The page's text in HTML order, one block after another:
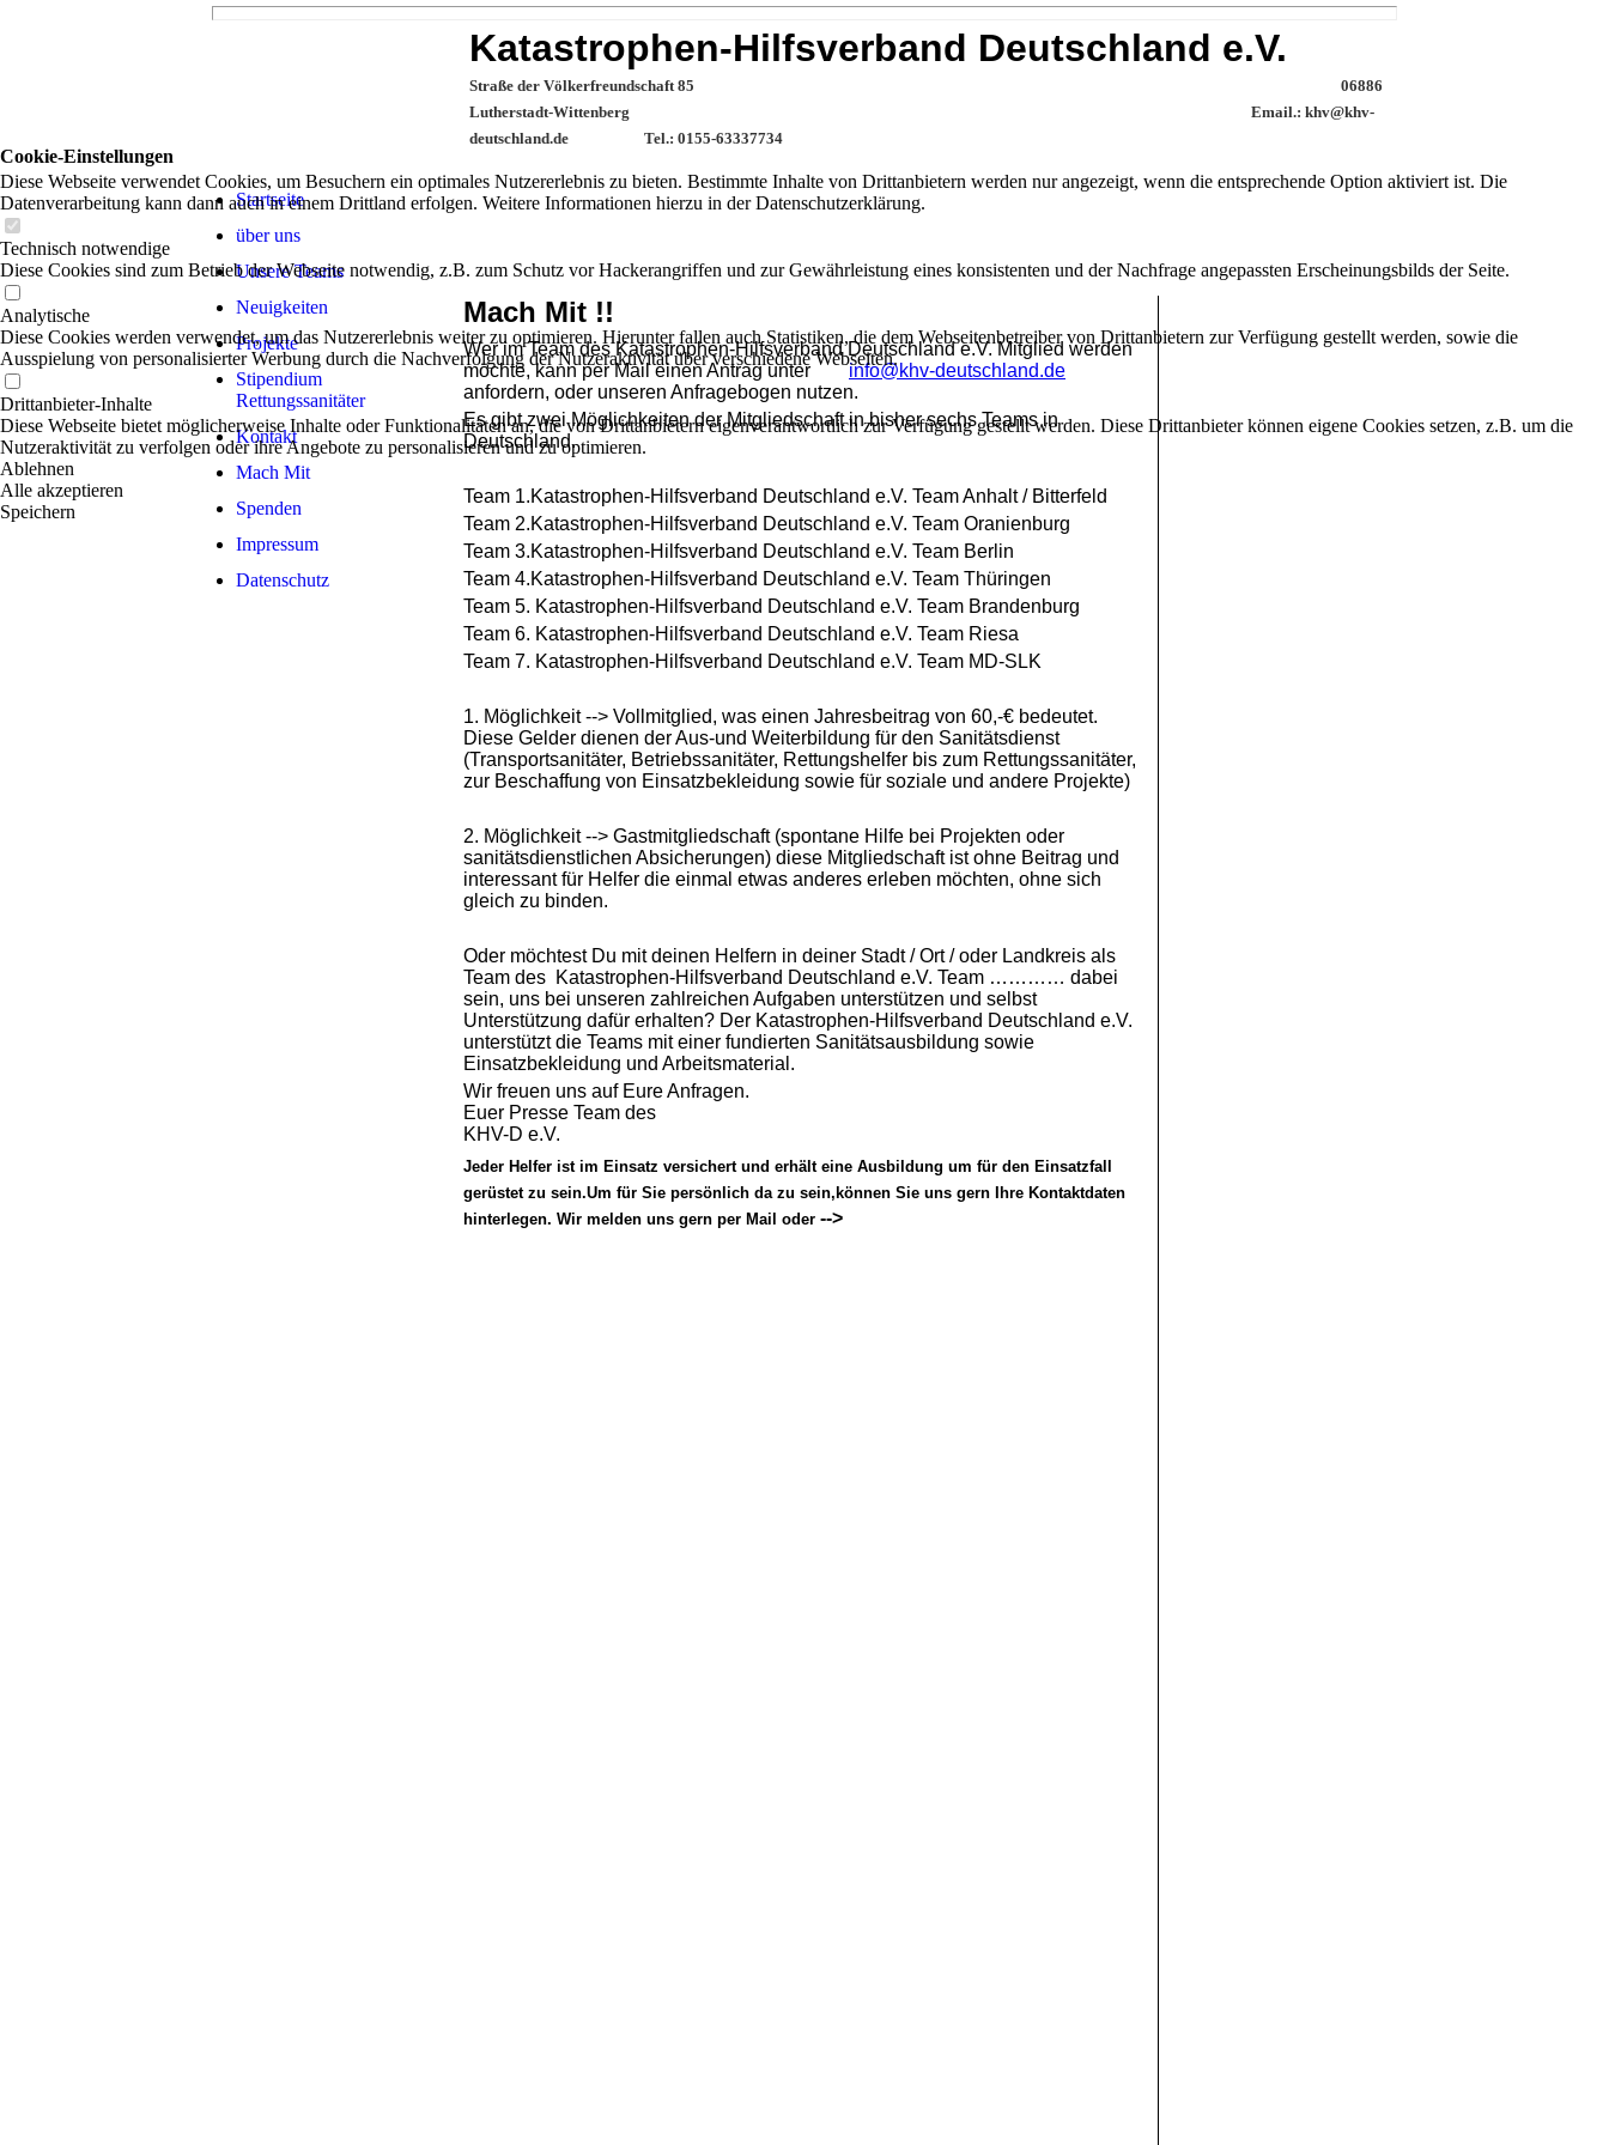
Katastrophen-Hilfsverband Deutschland e.V.
Straße der Völkerfreundschaft 85 06886
Lutherstadt-Wittenberg Email.: khv@khv-
deutschland.de Tel.: 0155-63337734
Startseite
über uns
Unsere Teams
Neuigkeiten
Projekte
Stipendium
Rettungssanitäter
Kontakt
Mach Mit
Spenden
Impressum
Datenschutz
Mach Mit !!
Wer im Team des Katastrophen-Hilfsverband Deutschland e.V. Mitglied werden
möchte, kann per Mail einen Antrag unterinfo@khv-deutschland.de
anfordern, oder unseren Anfragebogen nutzen.
Es gibt zwei Möglichkeiten der Mitgliedschaft in bisher sechs Teams in
Deutschland.
Team 1.Katastrophen-Hilfsverband Deutschland e.V. Team Anhalt / Bitterfeld
Team 2.Katastrophen-Hilfsverband Deutschland e.V. Team Oranienburg
Team 3.Katastrophen-Hilfsverband Deutschland e.V. Team Berlin
Team 4.Katastrophen-Hilfsverband Deutschland e.V. Team Thüringen
Team 5. Katastrophen-Hilfsverband Deutschland e.V. Team Brandenburg
Team 6. Katastrophen-Hilfsverband Deutschland e.V. Team Riesa
Team 7. Katastrophen-Hilfsverband Deutschland e.V. Team MD-SLK
1. Möglichkeit --> Vollmitglied, was einen Jahresbeitrag von 60,-€ bedeutet.
Diese Gelder dienen der Aus-und Weiterbildung für den Sanitätsdienst
(Transportsanitäter, Betriebssanitäter, Rettungshelfer bis zum Rettungssanitäter,
zur Beschaffung von Einsatzbekleidung sowie für soziale und andere Projekte)
2. Möglichkeit --> Gastmitgliedschaft (spontane Hilfe bei Projekten oder
sanitätsdienstlichen Absicherungen) diese Mitgliedschaft ist ohne Beitrag und
interessant für Helfer die einmal etwas anderes erleben möchten, ohne sich
gleich zu binden.
Oder möchtest Du mit deinen Helfern in deiner Stadt / Ort / oder Landkreis als
Team des Katastrophen-Hilfsverband Deutschland e.V. Team ………… dabei
sein, uns bei unseren zahlreichen Aufgaben unterstützen und selbst
Unterstützung dafür erhalten? Der Katastrophen-Hilfsverband Deutschland e.V.
unterstützt die Teams mit einer fundierten Sanitätsausbildung sowie
Einsatzbekleidung und Arbeitsmaterial.
Wir freuen uns auf Eure Anfragen.
Euer Presse Team des
KHV-D e.V.
Jeder Helfer ist im Einsatz versichert und erhält eine Ausbildung um für den Einsatzfall
gerüstet zu sein.Um für Sie persönlich da zu sein,können Sie uns gern Ihre Kontaktdaten
hinterlegen. Wir melden uns gern per Mail oder -->
Cookie-Einstellungen
Diese Webseite verwendet Cookies, um Besuchern ein optimales Nutzererlebnis zu bieten. Bestimmte Inhalte von Drittanbietern werden nur angezeigt, wenn die entsprechende Option aktiviert ist. Die
Datenverarbeitung kann dann auch in einem Drittland erfolgen. Weitere Informationen hierzu in der Datenschutzerklärung.
Technisch notwendige
Diese Cookies sind zum Betrieb der Webseite notwendig, z.B. zum Schutz vor Hackerangriffen und zur Gewährleistung eines konsistenten und der Nachfrage angepassten Erscheinungsbilds der Seite.
Analytische
Diese Cookies werden verwendet, um das Nutzererlebnis weiter zu optimieren. Hierunter fallen auch Statistiken, die dem Webseitenbetreiber von Drittanbietern zur Verfügung gestellt werden, sowie die
Ausspielung von personalisierter Werbung durch die Nachverfolgung der Nutzeraktivität über verschiedene Webseiten.
Drittanbieter-Inhalte
Diese Webseite bietet möglicherweise Inhalte oder Funktionalitäten an, die von Drittanbietern eigenverantwortlich zur Verfügung gestellt werden. Diese Drittanbieter können eigene Cookies setzen, z.B. um die
Nutzeraktivität zu verfolgen oder ihre Angebote zu personalisieren und zu optimieren.
Ablehnen
Alle akzeptieren
Speichern